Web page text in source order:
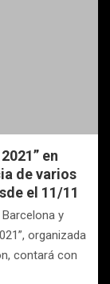
en
de varios
el 11/11
y
organizada
contará con